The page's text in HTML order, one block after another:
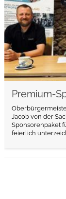
Premium-
Jacob von der
Sponsorenpaket
feierlich